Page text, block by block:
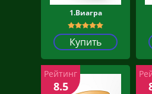
1.Виагра
Купить
Рейтинг
8.5